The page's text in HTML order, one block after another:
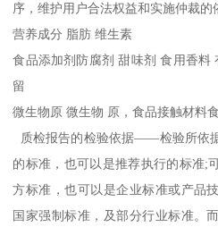
序，维护用户合法权益和实施仲裁的
营养成分 脂肪 维生素
食品添加剂防腐剂 甜味剂 食用香料
留
微生物原 微生物 原，食品接触材料
质检报告的检验依据——检验所依
的标准，也可以是推荐执行的标准;
方标准，也可以是企业标准或产品
国家强制标准，及部分行业标准。